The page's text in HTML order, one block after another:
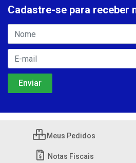
Cadastre-se para receber
Meus Pedidos
Notas Fiscais